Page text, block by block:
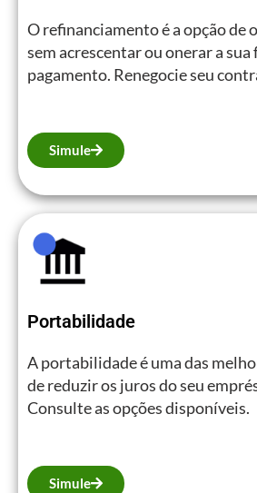
O refinanciamento é a opção de
sem acrescentar ou onerar a sua
pagamento. Renegocie seu
Simule
Portabilidade
A portabilidade é uma das
de reduzir os juros do seu
Consulte as opções disponíveis.
Simule